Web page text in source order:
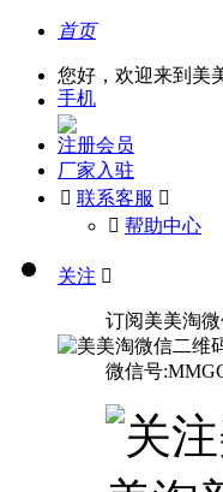
首页
您好，欢迎来到美
手机
注册会员
厂家入驻
 联系客服 
󰅃 帮助中心
关注 
订阅美美淘
微信号